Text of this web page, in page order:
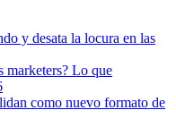
y desata la locura en las
marketers? Lo que
como nuevo formato de